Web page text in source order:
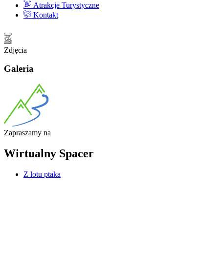
Atrakcje Turystyczne
Kontakt
Zdjęcia
Galeria
Zapraszamy na
Wirtualny Spacer
Z lotu ptaka